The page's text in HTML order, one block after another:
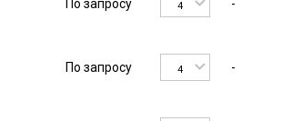
По запросу 4 -
По запросу 4 -